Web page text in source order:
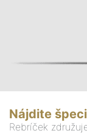
Nájdite
Rebríček